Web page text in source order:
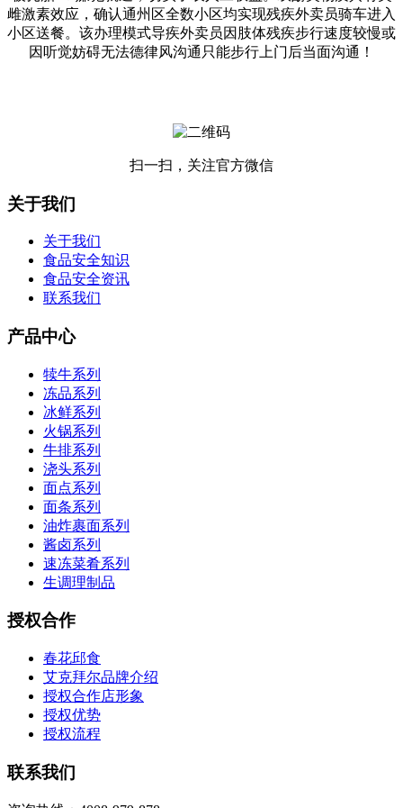
雌激素效应，确认通州区全数小区均实现残疾外卖员骑车进入
小区送餐。该办理模式导疾外卖员因肢体残疾步行速度较慢或
因听觉妨碍无法德律风沟通只能步行上门后当面沟通！
扫一扫，关注官方微信
关于我们
关于我们
食品安全知识
食品安全资讯
联系我们
产品中心
犊牛系列
冻品系列
冰鲜系列
火锅系列
牛排系列
浇头系列
面点系列
面条系列
油炸裹面系列
酱卤系列
速冻菜肴系列
生调理制品
授权合作
春花邱食
艾克拜尔品牌介绍
授权合作店形象
授权优势
授权流程
联系我们